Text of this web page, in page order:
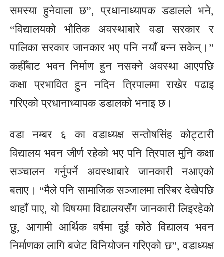
समस्या हुनेवाला छ”, प्रधानाध्यापक डडालले भने,
“विद्यालयको भौतिक अवस्थाबारे वडा सरकार र
पालिका सरकार जानकार भए पनि नयाँ बन्न सकेन्।”
कहीँबाट भवन निर्माण हुन नसक्ने अवस्था आएपछि
कक्षा प्रभावित हुन नदिन त्रिपालमा राखेर पढाइ
गरिएको प्रधानाध्यापक डडालको भनाइ छ।
वडा नम्बर ६ का वडाध्यक्ष सन्तोषसिंह कोट्टारी
विद्यालय भवन जीर्ण रहेको भए पनि त्रिपाल मुनि कक्षा
सञ्चालन गर्नुपर्ने अवस्थाबारे जानकारी नआएको
बताए। “मैले पनि सामाजिक सञ्जालमा तस्बिर देखेपछि
थाहाँ पाए, यो विषयमा विद्यालयसँग जानकारी लिइरहेको
छु, आगामी आर्थिक वर्षमा दुई कोठे विद्यालय भवन
निर्माणका लागि बजेट विनियोजन गरिएको छ”, वडाध्यक्ष